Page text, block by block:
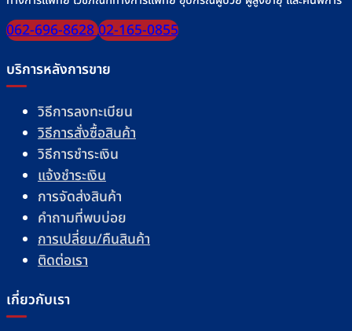
062-696-862802-165-0855
บริการหลังการขาย
วิธีการลงทะเบียน
วิธีการสั่งซื้อสินค้า
วิธีการชำระเงิน
แจ้งชำระเงิน
การจัดส่งสินค้า
คำถามที่พบบ่อย
การเปลี่ยน/คืนสินค้า
ติดต่อเรา
เกี่ยวกับเรา